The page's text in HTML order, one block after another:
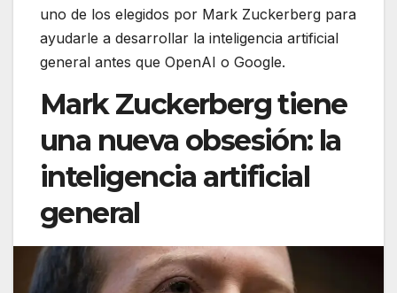
uno de los elegidos por Mark Zuckerberg para
ayudarle a desarrollar la inteligencia artificial
general antes que OpenAI o Google.
Mark Zuckerberg tiene
una nueva obsesión: la
inteligencia artificial
general